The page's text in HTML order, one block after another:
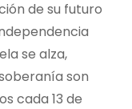
de su futuro
se alza,
son
cada 13 de